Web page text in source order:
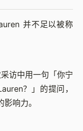
并不足以被称
访中用一句「你宁
？」的提问，
响力。